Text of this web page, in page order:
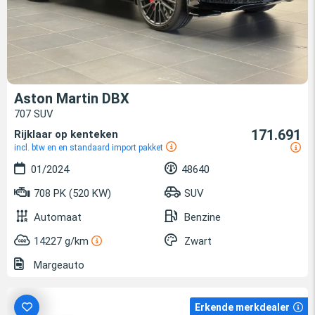
Aston Martin DBX
707 SUV
Rijklaar op kenteken
incl. btw en en standaard import pakket
171.691
01/2024
48640
708 PK (520 KW)
SUV
Automaat
Benzine
14227 g/km
Zwart
Margeauto
Erkende merkdealer